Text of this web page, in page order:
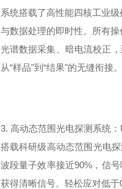
系统搭载了高性能四核工业
与数据处理的即时性。所有
光谱数据采集、暗电流校正
从“样品"到“结果"的无缝衔接。
3. 高动态范围光电探测系统
搭载科研级高动态范围光电
波段量子效率接近90%，信
获得清晰信号。轻松应对低于